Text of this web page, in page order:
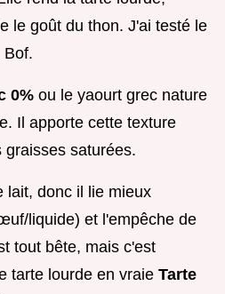
le goût du thon. J'ai testé le
Bof.
0% ou le yaourt grec nature
Il apporte cette texture
saturées.
lait, donc il lie mieux
liquide) et l'empêche de
tout bête, mais c'est
tarte lourde en vraie Tarte